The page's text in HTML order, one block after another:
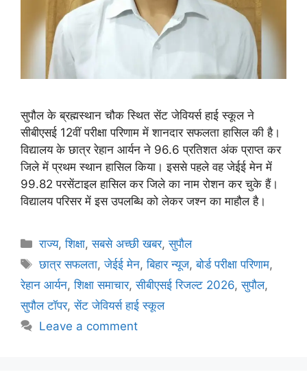
सुपौल के ब्रह्मस्थान चौक स्थित सेंट जेवियर्स हाई स्कूल ने
सीबीएसई 12वीं परीक्षा परिणाम में शानदार सफलता हासिल की है।
विद्यालय के छात्र रेहान आर्यन ने 96.6 प्रतिशत अंक प्राप्त कर
जिले में प्रथम स्थान हासिल किया। इससे पहले वह जेईई मेन में
99.82 परसेंटाइल हासिल कर जिले का नाम रोशन कर चुके हैं।
विद्यालय परिसर में इस उपलब्धि को लेकर जश्न का माहौल है।
राज्य,शिक्षा,सबसे अच्छी खबर,सुपौल
छात्र सफलता,जेईई मेन,बिहार न्यूज,बोर्ड परीक्षा परिणाम,
रेहान आर्यन,शिक्षा समाचार,सीबीएसई रिजल्ट 2026,सुपौल,
सुपौल टॉपर,सेंट जेवियर्स हाई स्कूल
Leave a comment